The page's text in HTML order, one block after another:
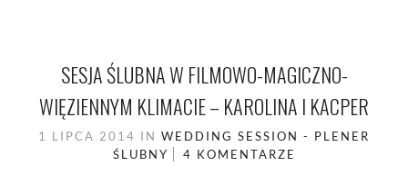
SESJA ŚLUBNA W FILMOWO-MAGICZNO-
WIĘZIENNYM KLIMACIE – KAROLINA I KACPER
1 LIPCA 2014 IN WEDDING SESSION - PLENER
ŚLUBNY
4 KOMENTARZE